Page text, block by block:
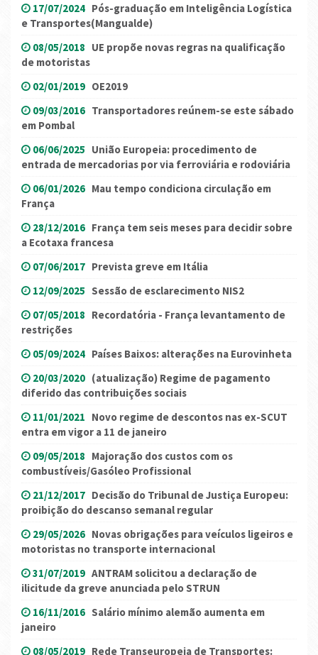
17/07/2024 Pós-graduação em Inteligência Logística
e Transportes(Mangualde)
08/05/2018 UE propõe novas regras na qualificação
de motoristas
02/01/2019 OE2019
09/03/2016 Transportadores reúnem-se este sábado
em Pombal
06/06/2025 União Europeia: procedimento de
entrada de mercadorias por via ferroviária e rodoviária
06/01/2026 Mau tempo condiciona circulação em
França
28/12/2016 França tem seis meses para decidir sobre
a Ecotaxa francesa
07/06/2017 Prevista greve em Itália
12/09/2025 Sessão de esclarecimento NIS2
07/05/2018 Recordatória - França levantamento de
restrições
05/09/2024 Países Baixos: alterações na Eurovinheta
20/03/2020 (atualização) Regime de pagamento
diferido das contribuições sociais
11/01/2021 Novo regime de descontos nas ex-SCUT
entra em vigor a 11 de janeiro
09/05/2018 Majoração dos custos com os
combustíveis/Gasóleo Profissional
21/12/2017 Decisão do Tribunal de Justiça Europeu:
proibição do descanso semanal regular
29/05/2026 Novas obrigações para veículos ligeiros e
motoristas no transporte internacional
31/07/2019 ANTRAM solicitou a declaração de
ilicitude da greve anunciada pelo STRUN
16/11/2016 Salário mínimo alemão aumenta em
janeiro
08/05/2019 Rede Transeuropeia de Transportes: